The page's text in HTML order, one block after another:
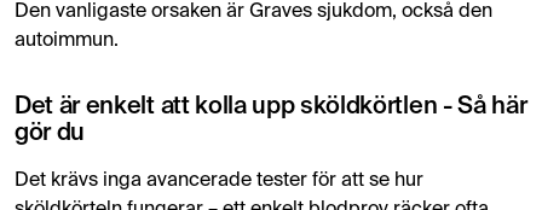
Den vanligaste orsaken är Graves sjukdom, också den
autoimmun.
Det är enkelt att kolla upp sköldkörtlen - Så här
gör du
Det krävs inga avancerade tester för att se hur